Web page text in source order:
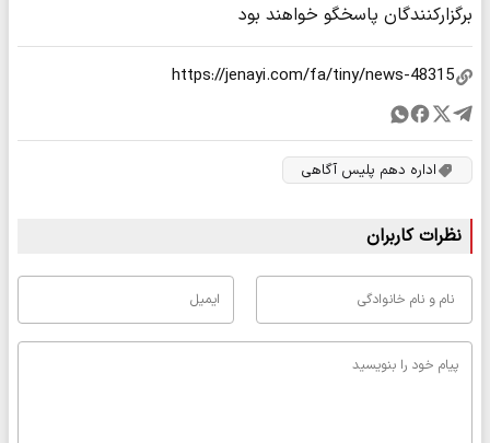
برگزارکنندگان پاسخگو خواهند بود
اداره دهم پلیس آگاهی
نظرات کاربران